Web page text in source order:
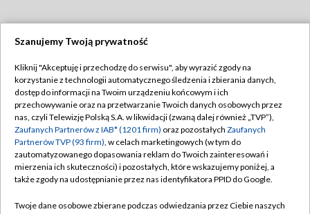
TVP
Abonament TVP
Emisja w TVP
Centrum informacji TVP
Naziemna Telewizja Cyfrowa
Regulamin TVP
Polityka prywatności
Moje zgody
Pomoc
Szanujemy Twoją prywatność
Kliknij "Akceptuję i przechodzę do serwisu", aby wyrazić zgody na
korzystanie z technologii automatycznego śledzenia i zbierania danych,
dostęp do informacji na Twoim urządzeniu końcowym i ich
przechowywanie oraz na przetwarzanie Twoich danych osobowych przez
nas, czyli Telewizję Polską S.A. w likwidacji (zwaną dalej również „TVP”),
Zaufanych Partnerów z IAB* (1201 firm) oraz pozostałych Zaufanych
Partnerów TVP (93 firm), w celach marketingowych (w tym do
zautomatyzowanego dopasowania reklam do Twoich zainteresowań i
mierzenia ich skuteczności) i pozostałych, które wskazujemy poniżej, a
także zgody na udostępnianie przez nas identyfikatora PPID do Google.
Twoje dane osobowe zbierane podczas odwiedzania przez Ciebie naszych